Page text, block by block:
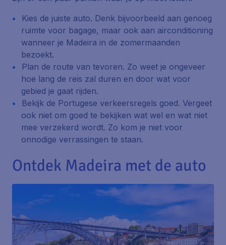
Kies de juiste auto. Denk bijvoorbeeld aan genoeg
ruimte voor bagage, maar ook aan airconditioning
wanneer je Madeira in de zomermaanden
bezoekt.
Plan de route van tevoren. Zo weet je ongeveer
hoe lang de reis zal duren en door wat voor
gebied je gaat rijden.
Bekijk de Portugese verkeersregels goed. Vergeet
ook niet om goed te bekijken wat wel en wat niet
mee verzekerd wordt. Zo kom je niet voor
onnodige verrassingen te staan.
Ontdek Madeira met de auto